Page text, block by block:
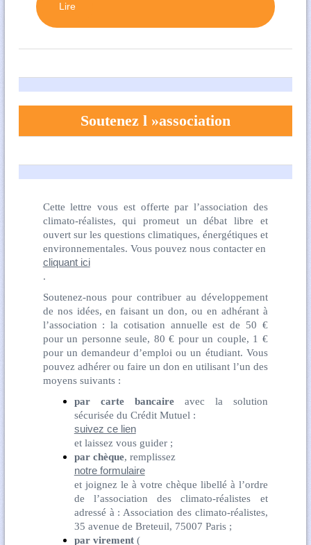
Lire
Soutenez l »association
Cette lettre vous est offerte par l’association des
climato-réalistes, qui promeut un débat libre et
ouvert sur les questions climatiques, énergétiques et
environnementales. Vous pouvez nous contacter en
cliquant ici
.
Soutenez-nous pour contribuer au développement
de nos idées, en faisant un don, ou en adhérant à
l’association : la cotisation annuelle est de 50 €
pour un personne seule, 80 € pour un couple, 1 €
pour un demandeur d’emploi ou un étudiant. Vous
pouvez adhérer ou faire un don en utilisant l’un des
moyens suivants :
par carte bancaireavec la solution
sécurisée du Crédit Mutuel :
suivez ce lien
et laissez vous guider ;
par chèque, remplissez
notre formulaire
et joignez le à votre chèque libellé à l’ordre
de l’association des climato-réalistes et
adressé à : Association des climato-réalistes,
35 avenue de Breteuil, 75007 Paris ;
par virement(